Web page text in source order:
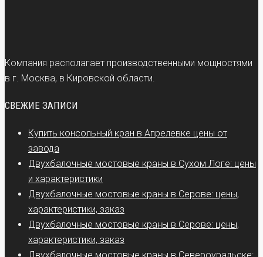
Компания располагает производственными мощностями
в г. Москва, в Кировской области.
СВЕЖИЕ ЗАПИСИ
Купить консольный кран в Апрелевке цены от
завода
Двухбалочные мостовые краны в Сухом Логе: цены
и характеристики
Двухбалочные мостовые краны в Серове: цены,
характеристики, заказ
Двухбалочные мостовые краны в Серове: цены,
характеристики, заказ